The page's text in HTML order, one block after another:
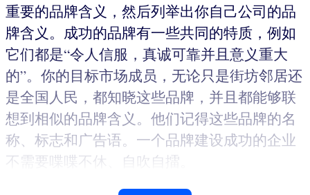
重要的品牌含义，然后列举出你自己公司的品
牌含义。成功的品牌有一些共同的特质，例如
它们都是“令人信服，真诚可靠并且意义重大
的”。你的目标市场成员，无论只是街坊邻居还
是全国人民，都知晓这些品牌，并且都能够联
想到相似的品牌含义。他们记得这些品牌的名
称、标志和广告语。一个品牌建设成功的企业
不需要喋喋不休、自吹自擂。